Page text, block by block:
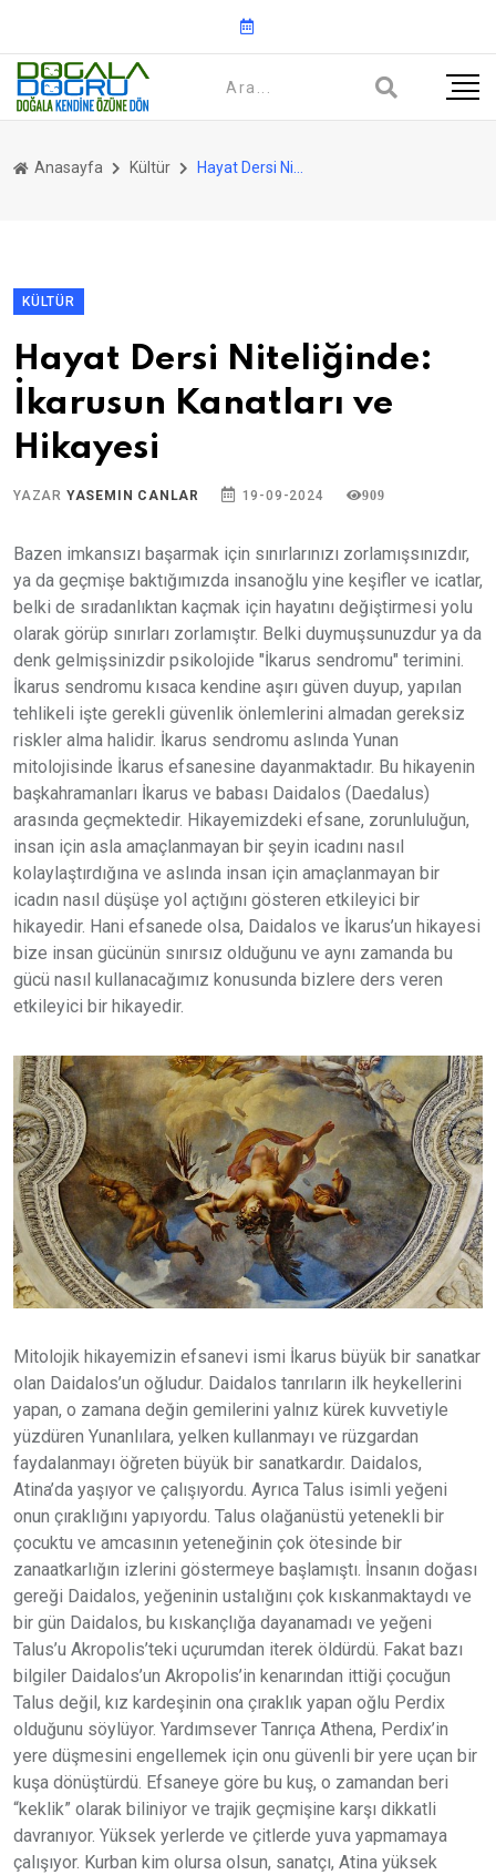
Anasayfa Kültür
KÜLTÜR
Hayat Dersi Niteliğinde:
İkarusun Kanatları ve
Hikayesi
YAZAR YASEMIN CANLAR 19-09-2024 909
Bazen imkansızı başarmak için sınırlarınızı zorlamışsınızdır,
ya da geçmişe baktığımızda insanoğlu yine keşifler ve icatlar,
belki de sıradanlıktan kaçmak için hayatını değiştirmesi yolu
olarak görüp sınırları zorlamıştır. Belki duymuşsunuzdur ya da
denk gelmişsinizdir psikolojide "İkarus sendromu" terimini.
İkarus sendromu kısaca kendine aşırı güven duyup, yapılan
tehlikeli işte gerekli güvenlik önlemlerini almadan gereksiz
riskler alma halidir. İkarus sendromu aslında Yunan
mitolojisinde İkarus efsanesine dayanmaktadır. Bu hikayenin
başkahramanları İkarus ve babası Daidalos (Daedalus)
arasında geçmektedir. Hikayemizdeki efsane, zorunluluğun,
insan için asla amaçlanmayan bir şeyin icadını nasıl
kolaylaştırdığına ve aslında insan için amaçlanmayan bir
icadın nasıl düşüşe yol açtığını gösteren etkileyici bir
hikayedir. Hani efsanede olsa, Daidalos ve İkarus’un hikayesi
bize insan gücünün sınırsız olduğunu ve aynı zamanda bu
gücü nasıl kullanacağımız konusunda bizlere ders veren
etkileyici bir hikayedir.
Mitolojik hikayemizin efsanevi ismi İkarus büyük bir sanatkar
olan Daidalos’un oğludur. Daidalos tanrıların ilk heykellerini
yapan, o zamana değin gemilerini yalnız kürek kuvvetiyle
yüzdüren Yunanlılara, yelken kullanmayı ve rüzgardan
faydalanmayı öğreten büyük bir sanatkardır. Daidalos,
Atina’da yaşıyor ve çalışıyordu. Ayrıca Talus isimli yeğeni
onun çıraklığını yapıyordu. Talus olağanüstü yetenekli bir
çocuktu ve amcasının yeteneğinin çok ötesinde bir
zanaatkarlığın izlerini göstermeye başlamıştı. İnsanın doğası
gereği Daidalos, yeğeninin ustalığını çok kıskanmaktaydı ve
bir gün Daidalos, bu kıskançlığa dayanamadı ve yeğeni
Talus’u Akropolis’teki uçurumdan iterek öldürdü. Fakat bazı
bilgiler Daidalos’un Akropolis’in kenarından ittiği çocuğun
Talus değil, kız kardeşinin ona çıraklık yapan oğlu Perdix
olduğunu söylüyor. Yardımsever Tanrıça Athena, Perdix’in
yere düşmesini engellemek için onu güvenli bir yere uçan bir
kuşa dönüştürdü. Efsaneye göre bu kuş, o zamandan beri
“keklik” olarak biliniyor ve trajik geçmişine karşı dikkatli
davranıyor. Yüksek yerlerde ve çitlerde yuva yapmamaya
çalışıyor. Kurban kim olursa olsun, sanatçı, Atina yüksek